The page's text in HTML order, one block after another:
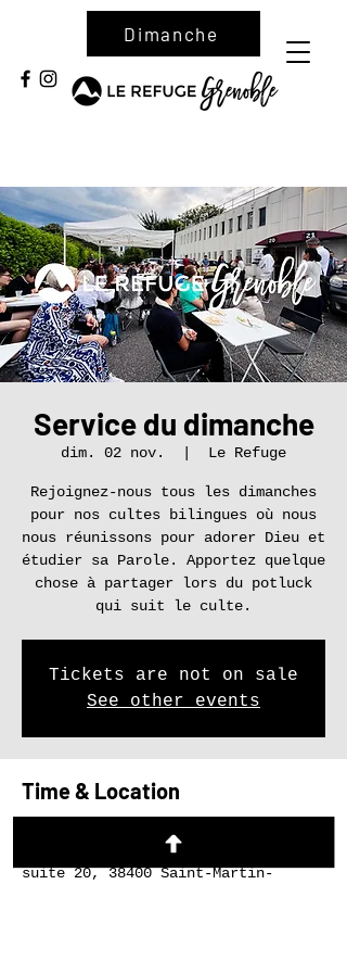
Dimanche
Service du dimanche
dim. 02 nov. Le Refuge
Rejoignez-nous tous les dimanches
pour nos cultes bilingues où nous
nous réunissons pour adorer Dieu et
étudier sa Parole. Apportez quelque
chose à partager lors du potluck
qui suit le culte.
Tickets are not on sale
See other events
Time & Location
02 nov. 2025, 17:00 – 19:00
Le Refuge, 27 Rue du Tour de l'Eau
suite 20, 38400 Saint-Martin-